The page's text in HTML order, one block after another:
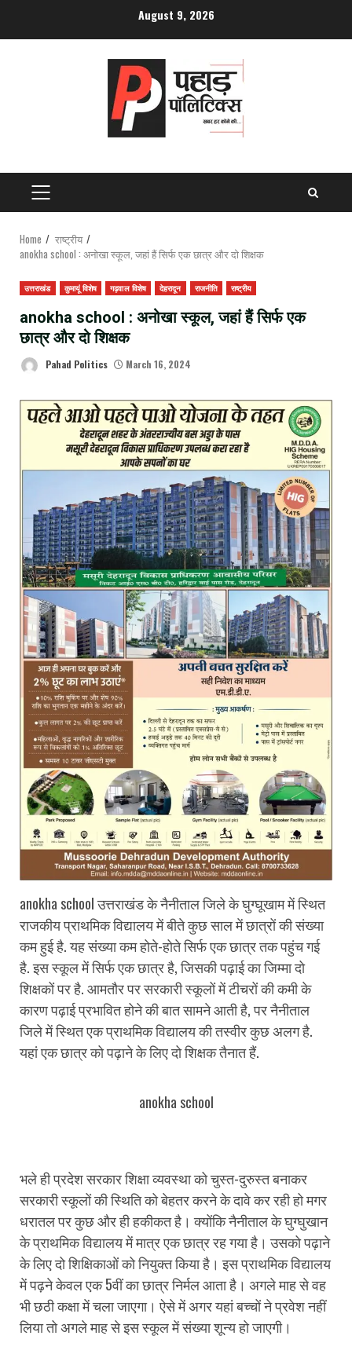
August 9, 2026
PRIMARY
MENU
Home
राष्ट्रीय
anokha school : अनोखा स्कूल, जहां हैं सिर्फ एक छात्र और दो शिक्षक
उत्तराखंड कुमायूं विशेष गढ़वाल विशेष देहरादून राजनीति राष्ट्रीय
anokha school : अनोखा स्कूल, जहां हैं सिर्फ एक
छात्र और दो शिक्षक
Pahad Politics March 16, 2024
anokha school उत्तराखंड के नैनीताल जिले के घुग्घूखाम में स्थित
राजकीय प्राथमिक विद्यालय में बीते कुछ साल में छात्रों की संख्या
कम हुई है. यह संख्या कम होते-होते सिर्फ एक छात्र तक पहुंच गई
है. इस स्कूल में सिर्फ एक छात्र है, जिसकी पढ़ाई का जिम्मा दो
शिक्षकों पर है. आमतौर पर सरकारी स्कूलों में टीचरों की कमी के
कारण पढ़ाई प्रभावित होने की बात सामने आती है, पर नैनीताल
जिले में स्थित एक प्राथमिक विद्यालय की तस्वीर कुछ अलग है.
यहां एक छात्र को पढ़ाने के लिए दो शिक्षक तैनात हैं.
anokha school
भले ही प्रदेश सरकार शिक्षा व्यवस्था को चुस्त-दुरुस्त बनाकर
सरकारी स्कूलों की स्थिति को बेहतर करने के दावे कर रही हो मगर
धरातल पर कुछ और ही हकीकत है। क्योंकि नैनीताल के घुग्घुखान
के प्राथमिक विद्यालय में मात्र एक छात्र रह गया है। उसको पढ़ाने
के लिए दो शिक्षिकाओं को नियुक्त किया है। इस प्राथमिक विद्यालय
में पढ़ने केवल एक 5वीं का छात्र निर्मल आता है। अगले माह से वह
भी छठी कक्षा में चला जाएगा। ऐसे में अगर यहां बच्चों ने प्रवेश नहीं
लिया तो अगले माह से इस स्कूल में संख्या शून्य हो जाएगी।